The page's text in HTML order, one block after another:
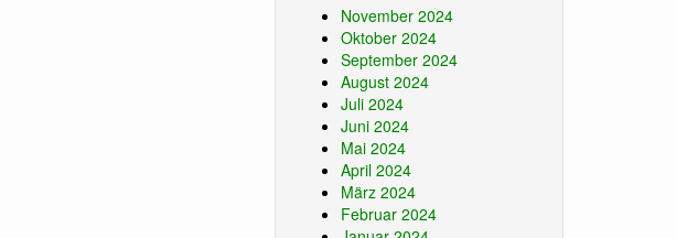
November 2024
Oktober 2024
September 2024
August 2024
Juli 2024
Juni 2024
Mai 2024
April 2024
März 2024
Februar 2024